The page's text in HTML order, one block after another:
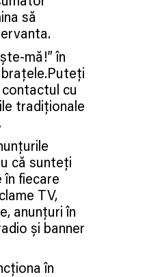
să
mă!” în
cu
tradiționale
că sunteți
în fiecare
TV,
anunțuri în
și banner
în